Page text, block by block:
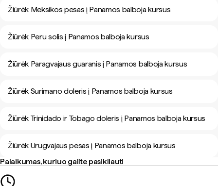
Žiūrėk Meksikos pesas į Panamos balboja kursus
Žiūrėk Peru solis į Panamos balboja kursus
Žiūrėk Paragvajaus guaranis į Panamos balboja kursus
Žiūrėk Surimano doleris į Panamos balboja kursus
Žiūrėk Trinidado ir Tobago doleris į Panamos balboja kursus
Žiūrėk Urugvajaus pesas į Panamos balboja kursus
Palaikumas, kuriuo galite pasikliauti